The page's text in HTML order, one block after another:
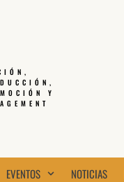
Y
EVENTOS NOTICIAS